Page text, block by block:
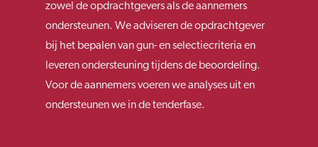
zowel de opdrachtgevers als de aannemers
ondersteunen. We adviseren de opdrachtgever
bij het bepalen van gun- en selectiecriteria en
leveren ondersteuning tijdens de beoordeling.
Voor de aannemers voeren we analyses uit en
ondersteunen we in de tenderfase.